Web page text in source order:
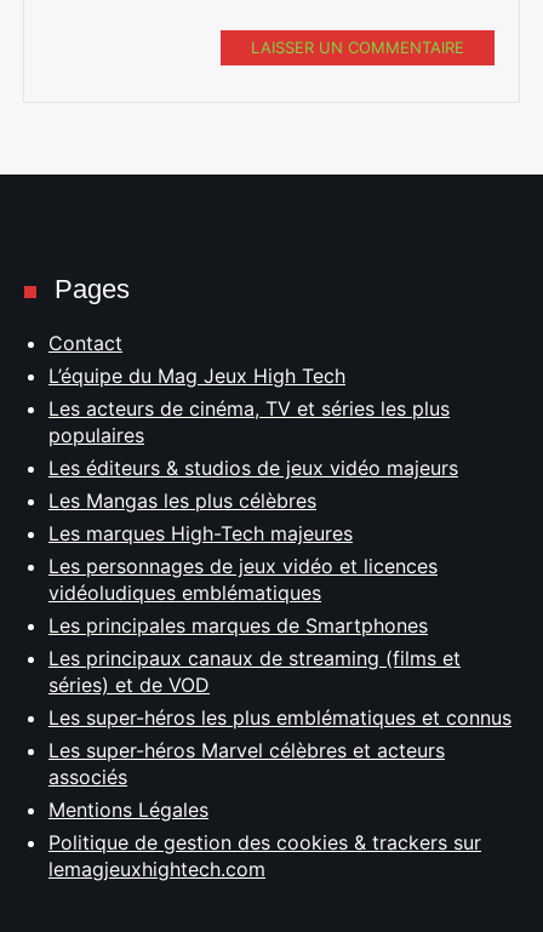
LAISSER UN COMMENTAIRE
Pages
Contact
L’équipe du Mag Jeux High Tech
Les acteurs de cinéma, TV et séries les plus
populaires
Les éditeurs & studios de jeux vidéo majeurs
Les Mangas les plus célèbres
Les marques High-Tech majeures
Les personnages de jeux vidéo et licences
vidéoludiques emblématiques
Les principales marques de Smartphones
Les principaux canaux de streaming (films et
séries) et de VOD
Les super-héros les plus emblématiques et connus
Les super-héros Marvel célèbres et acteurs
associés
Mentions Légales
Politique de gestion des cookies & trackers sur
lemagjeuxhightech.com